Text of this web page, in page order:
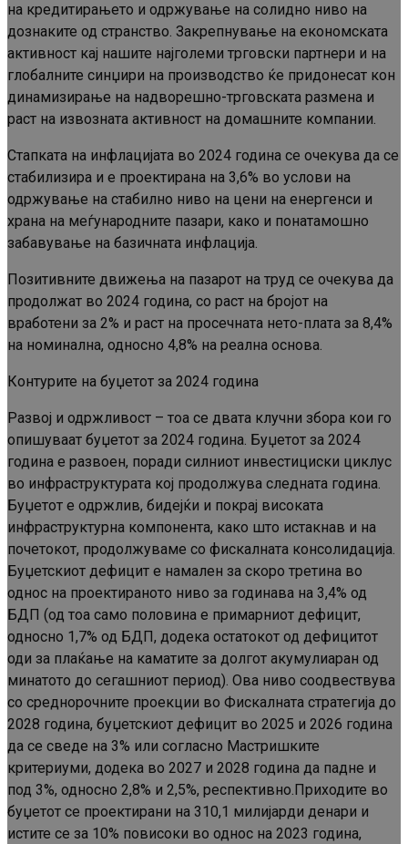
на кредитирањето и одржување на солидно ниво на
дознаките од странство. Закрепнување на економската
активност кај нашите најголеми трговски партнери и на
глобалните синџири на производство ќе придонесат кон
динамизирање на надворешно-трговската размена и
раст на извозната активност на домашните компании.
Стапката на инфлацијата во 2024 година се очекува да се
стабилизира и е проектирана на 3,6% во услови на
одржување на стабилно ниво на цени на енергенси и
храна на меѓународните пазари, како и понатамошно
забавување на базичната инфлација.
Позитивните движења на пазарот на труд се очекува да
продолжат во 2024 година, со раст на бројот на
вработени за 2% и раст на просечната нето-плата за 8,4%
на номинална, односно 4,8% на реална основа.
Контурите на буџетот за 2024 година
Развој и одржливост – тоа се двата клучни збора кои го
опишуваат буџетот за 2024 година. Буџетот за 2024
година е развоен, поради силниот инвестициски циклус
во инфраструктурата кој продолжува следната година.
Буџетот е одржлив, бидејќи и покрај високата
инфраструктурна компонента, како што истакнав и на
почетокот, продолжуваме со фискалната консолидација.
Буџетскиот дефицит е намален за скоро третина во
однос на проектираното ниво за годинава на 3,4% од
БДП (од тоа само половина е примарниот дефицит,
односно 1,7% од БДП, додека остатокот од дефицитот
оди за плаќање на каматите за долгот акумулиаран од
минатото до сегашниот период). Ова ниво соодвествува
со среднорочните проекции во Фискалната стратегија до
2028 година, буџетскиот дефицит во 2025 и 2026 година
да се сведе на 3% или согласно Мастришките
критериуми, додека во 2027 и 2028 година да падне и
под 3%, односно 2,8% и 2,5%, респективно.Приходите во
буџетот се проектирани на 310,1 милијарди денари и
истите се за 10% повисоки во однос на 2023 година,